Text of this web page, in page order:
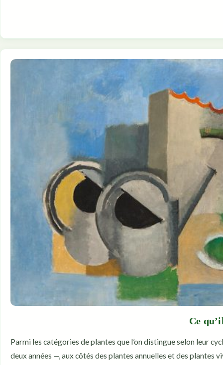
Ce
Parmi les catégories de plantes que l’on distingue selon leur
deux années —, aux côtés des plantes annuelles et des plantes